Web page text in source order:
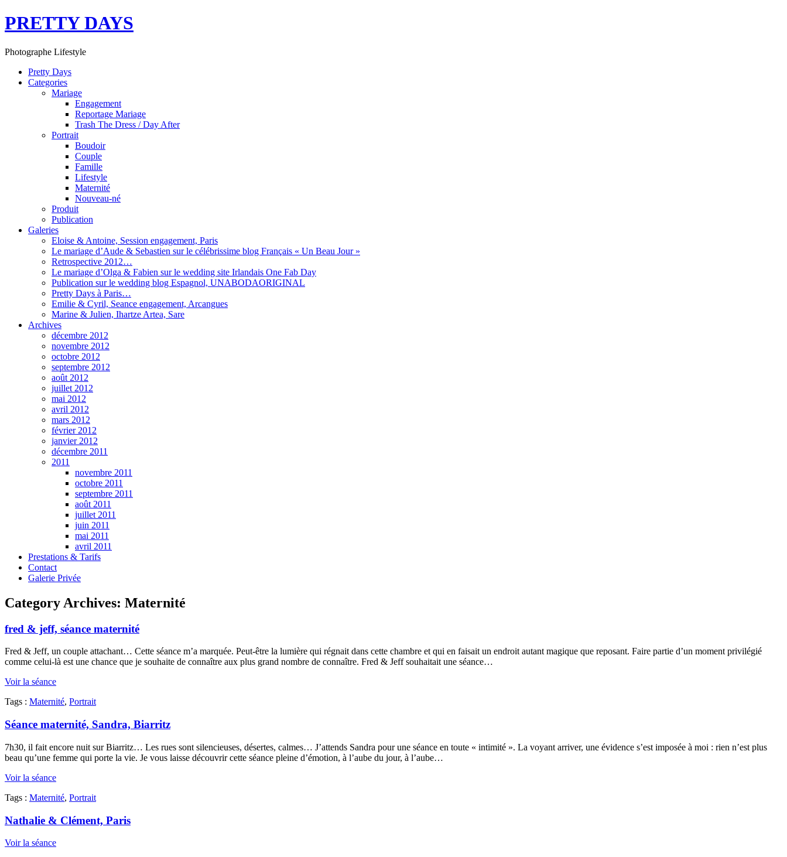
PRETTY DAYS
Photographe Lifestyle
Pretty Days
Categories
Mariage
Engagement
Reportage Mariage
Trash The Dress / Day After
Portrait
Boudoir
Couple
Famille
Lifestyle
Maternité
Nouveau-né
Produit
Publication
Galeries
Eloise & Antoine, Session engagement, Paris
Le mariage d’Aude & Sebastien sur le célébrissime blog Français « Un Beau Jour »
Retrospective 2012…
Le mariage d’Olga & Fabien sur le wedding site Irlandais One Fab Day
Publication sur le wedding blog Espagnol, UNABODAORIGINAL
Pretty Days à Paris…
Emilie & Cyril, Seance engagement, Arcangues
Marine & Julien, Ihartze Artea, Sare
Archives
décembre 2012
novembre 2012
octobre 2012
septembre 2012
août 2012
juillet 2012
mai 2012
avril 2012
mars 2012
février 2012
janvier 2012
décembre 2011
2011
novembre 2011
octobre 2011
septembre 2011
août 2011
juillet 2011
juin 2011
mai 2011
avril 2011
Prestations & Tarifs
Contact
Galerie Privée
Category Archives: Maternité
fred & jeff, séance maternité
Fred & Jeff, un couple attachant… Cette séance m’a marquée. Peut-être la lumière qui régnait dans cette chambre et qui en faisait un endroit autant magique que reposant. Faire partie d’un moment privilégié
comme celui-là est une chance que je souhaite de connaître aux plus grand nombre de connaître. Fred & Jeff souhaitait une séance…
Voir la séance
Tags : Maternité, Portrait
Séance maternité, Sandra, Biarritz
7h30, il fait encore nuit sur Biarritz… Les rues sont silencieuses, désertes, calmes… J’attends Sandra pour une séance en toute « intimité ». La voyant arriver, une évidence s’est imposée à moi : rien n’est plus
beau qu’une femme qui porte la vie. Je vous laisse découvrir cette séance pleine d’émotion, à l’aube du jour, à l’aube…
Voir la séance
Tags : Maternité, Portrait
Nathalie & Clément, Paris
Voir la séance